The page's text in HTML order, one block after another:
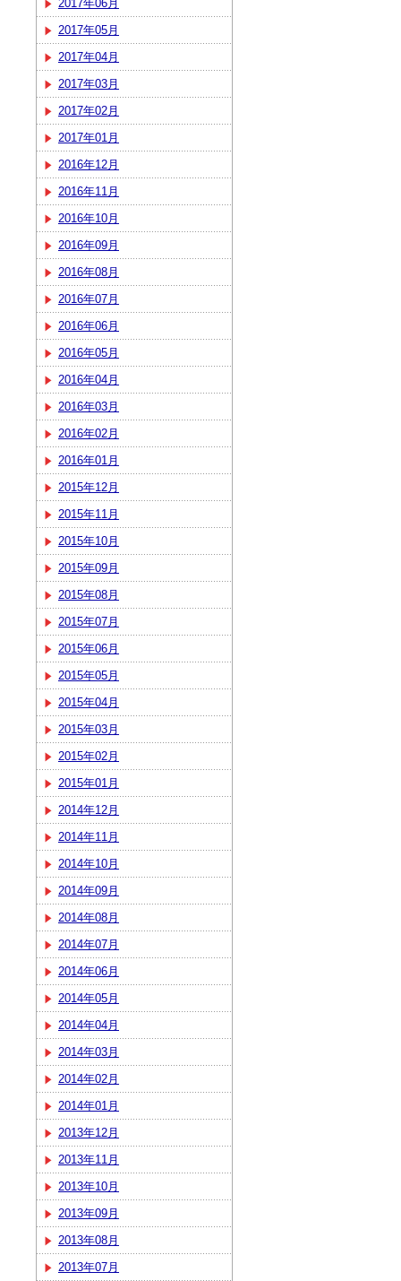
2017年06月
2017年05月
2017年04月
2017年03月
2017年02月
2017年01月
2016年12月
2016年11月
2016年10月
2016年09月
2016年08月
2016年07月
2016年06月
2016年05月
2016年04月
2016年03月
2016年02月
2016年01月
2015年12月
2015年11月
2015年10月
2015年09月
2015年08月
2015年07月
2015年06月
2015年05月
2015年04月
2015年03月
2015年02月
2015年01月
2014年12月
2014年11月
2014年10月
2014年09月
2014年08月
2014年07月
2014年06月
2014年05月
2014年04月
2014年03月
2014年02月
2014年01月
2013年12月
2013年11月
2013年10月
2013年09月
2013年08月
2013年07月